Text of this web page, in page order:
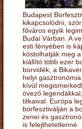
Budapest
kikapcsolódni,
főváros egyik
Budai Várban. A
esti fényében is
kóstolhatják meg
kiállító több ezer
borvidék, a
helyi
kívül
övező
titkaival. Európa
borfesztiválján a
zenei és
is felejthetetlenné.